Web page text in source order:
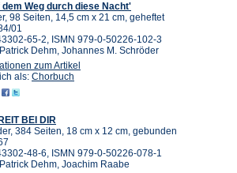
dem Weg durch diese Nacht'
98 Seiten, 14,5 cm x 21 cm, geheftet
01
65-2, ISMN 979-0-50226-102-3
Dehm, Johannes M. Schröder
zum Artikel
als: Chorbuch
BEI DIR
384 Seiten, 18 cm x 12 cm, gebunden
48-6, ISMN 979-0-50226-078-1
Dehm, Joachim Raabe